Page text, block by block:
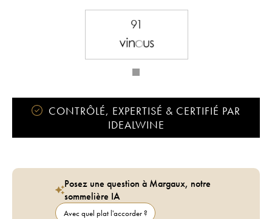
SARL du Château Dassault
91
CONTRÔLÉ, EXPERTISÉ & CERTIFIÉ PAR
IDEALWINE
Posez une question à Margaux, notre
sommelière IA
Avec quel plat l'accorder ?